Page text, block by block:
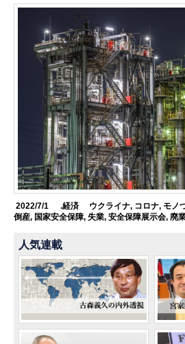
2022/7/1 .経済 ウクライナ, コロナ, モノ
倒産, 国家安全保障,失業,安全保障展示会,廃
人気連載